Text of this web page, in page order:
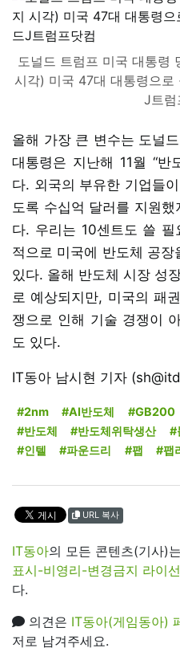
도널드 트럼프 미국 대통령
시각) 미국 47대 대통령으
J트럼
올해 가장 큰 변수는 도널
대통령은 지난해 11월 “
다. 외국의 부유한 기업들
도록 수십억 달러를 지원
다. 우리는 10센트도 쓸
적으로 미국에 반도체 공
있다. 올해 반도체 시장 성
로 예상되지만, 미국의 패
쟁으로 인해 기술 경쟁이
도 있다.
IT동아 남시현 기자
#2nm #AI반도체 #GB200
#반도체
#반도체위탁생산 #
#인텔
#파운드리 #팹 #팹
URL 복사
IT동아의 모든 콘텐츠(기사)는
표시-비영리-변경금지 라이
다.
의견은 IT동아(게임동아)
저로 남겨주세요.